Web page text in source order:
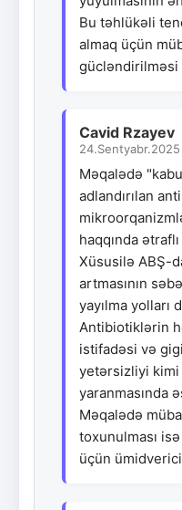
Bu təhlükəli
almaq üçün
gücləndirilməsi
Cavid Rzayev
24.Sentyabr.2025
Məqalədə
adlandırılan
haqqında
Xüsusilə ABŞ-
artmasının
yayılma yolları
Antibiotiklərin
istifadəsi və
yetərsizliyi
yaranmasında
Məqalədə
toxunulması
üçün